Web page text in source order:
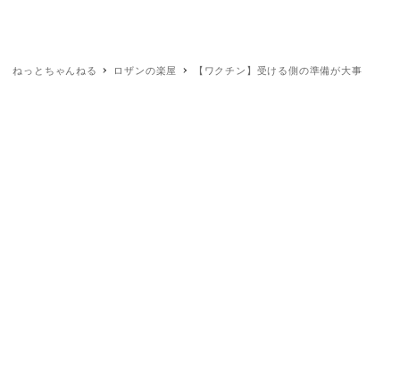
ねっとちゃんねる ロザンの楽屋 【ワクチン】受ける側の準備が大事